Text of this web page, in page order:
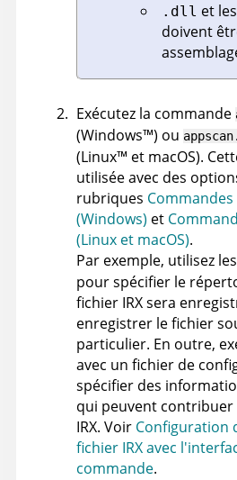
.dll et
doivent
Exécutez la commande
(Windows™) ou appscan
(Linux™ et macOS).
utilisée avec des
rubriques
(Windows) et
(Linux et macOS).
Par exemple, utilisez
pour spécifier le
fichier IRXsera
enregistrer le fichier
particulier. En outre,
avec un fichier de
spécifier des
qui peuvent
IRX. Voir Configuration
fichier IRX avec
commande.